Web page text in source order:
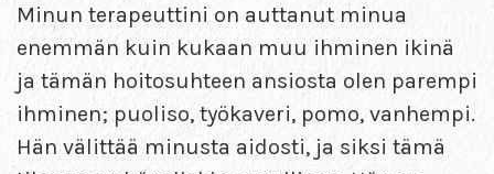
Minun terapeuttini on auttanut minua
enemmän kuin kukaan muu ihminen ikinä
ja tämän hoitosuhteen ansiosta olen parempi
ihminen; puoliso, työkaveri, pomo, vanhempi.
Hän välittää minusta aidosti, ja siksi tämä